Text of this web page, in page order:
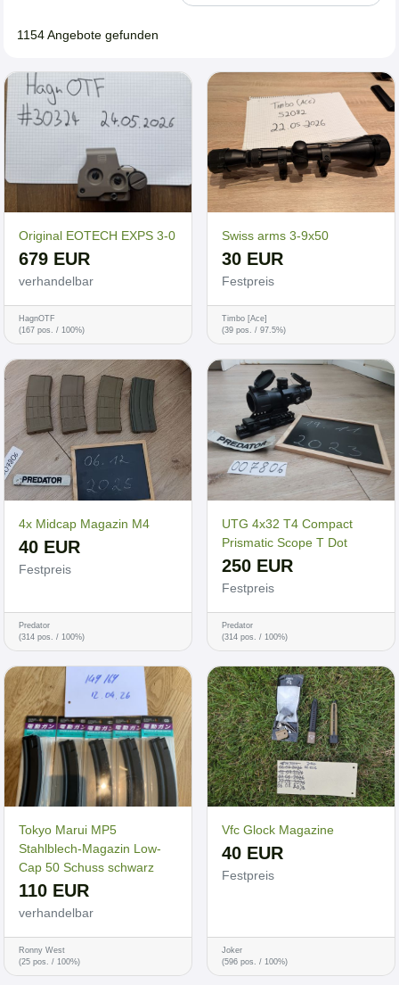
1154 Angebote gefunden
Original EOTECH EXPS 3-0
679 EUR
verhandelbar
HagnOTF
(167 pos. / 100%)
Swiss arms 3-9x50
30 EUR
Festpreis
Timbo [Ace]
(39 pos. / 97.5%)
4x Midcap Magazin M4
40 EUR
Festpreis
Predator
(314 pos. / 100%)
UTG 4x32 T4 Compact
Prismatic Scope T Dot
250 EUR
Festpreis
Predator
(314 pos. / 100%)
Tokyo Marui MP5
Stahlblech-Magazin Low-
Cap 50 Schuss schwarz
110 EUR
verhandelbar
Ronny West
(25 pos. / 100%)
Vfc Glock Magazine
40 EUR
Festpreis
Joker
(596 pos. / 100%)